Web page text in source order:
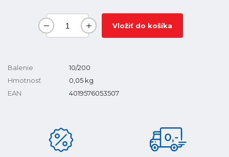
Vložiť do košíka
Balenie
10/200
Hmotnosť
0,05 kg
EAN
4019576053507